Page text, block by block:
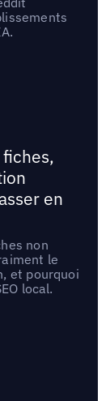
en
non
le
et pourquoi
local.